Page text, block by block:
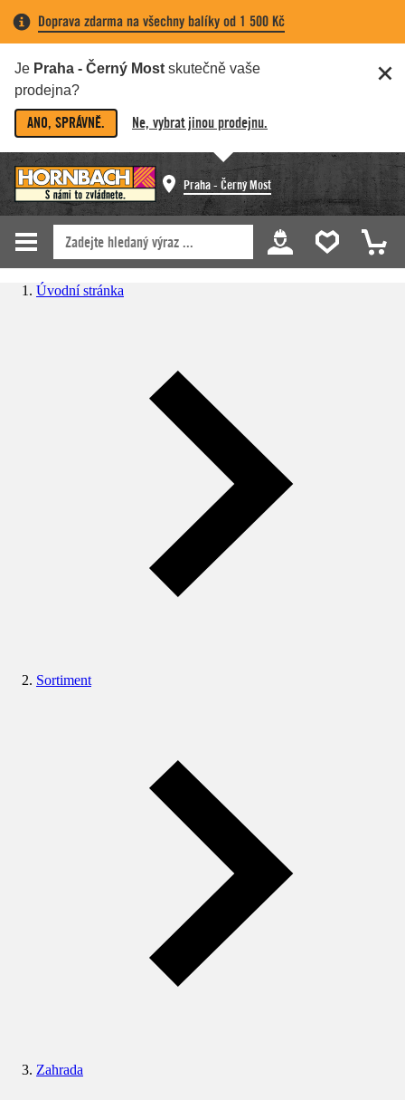
Doprava zdarma na všechny balíky od 1 500 Kč
Je Praha - Černý Most skutečně vaše
prodejna?
ANO, SPRÁVNĚ. Ne, vybrat jinou prodejnu.
Praha - Černý Most
Úvodní stránka
Sortiment
Zahrada